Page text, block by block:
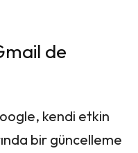
de
kendi etkin
bir güncelleme